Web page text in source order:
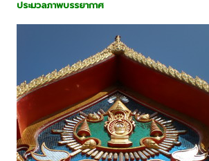
ประมวลภาพบรรยากาศ